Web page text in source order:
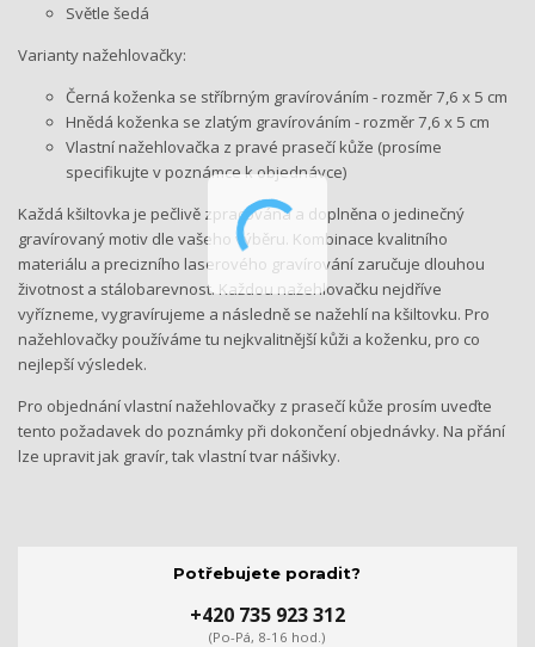
Světle šedá
Varianty nažehlovačky:
Černá koženka se stříbrným gravírováním - rozměr 7,6 x 5 cm
Hnědá koženka se zlatým gravírováním - rozměr 7,6 x 5 cm
Vlastní nažehlovačka z pravé prasečí kůže (prosíme
specifikujte v poznámce k objednávce)
Každá kšiltovka je pečlivě zpracována a doplněna o jedinečný
gravírovaný motiv dle vašeho výběru. Kombinace kvalitního
materiálu a precizního laserového gravírování zaručuje dlouhou
životnost a stálobarevnost. Každou nažehlovačku nejdříve
vyřízneme, vygravírujeme a následně se nažehlí na kšiltovku. Pro
nažehlovačky používáme tu nejkvalitnější kůži a koženku, pro co
nejlepší výsledek.
Pro objednání vlastní nažehlovačky z prasečí kůže prosím uveďte
tento požadavek do poznámky při dokončení objednávky. Na přání
lze upravit jak gravír, tak vlastní tvar nášivky.
Potřebujete poradit?
+420 735 923 312
(Po-Pá, 8-16 hod.)